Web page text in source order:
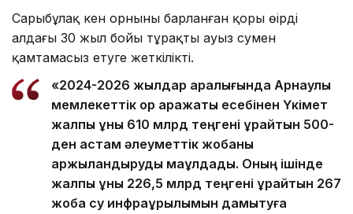
Сарыбұлақ кен орнының барланған қоры өңірді
алдағы 30 жыл бойы тұрақты ауыз сумен
қамтамасыз етуге жеткілікті.
«2024-2026 жылдар аралығында Арнаулы
мемлекеттік қор қаражаты есебінен Үкімет
жалпы құны 610 млрд теңгені құрайтын 500-
ден астам әлеуметтік жобаны
қаржыландыруды мақұлдады. Оның ішінде
жалпы құны 226,5 млрд теңгені құрайтын 267
жоба су инфрақұрылымын дамытуға